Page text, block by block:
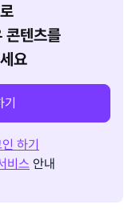
텐츠를
요
기
하기
비스 안내